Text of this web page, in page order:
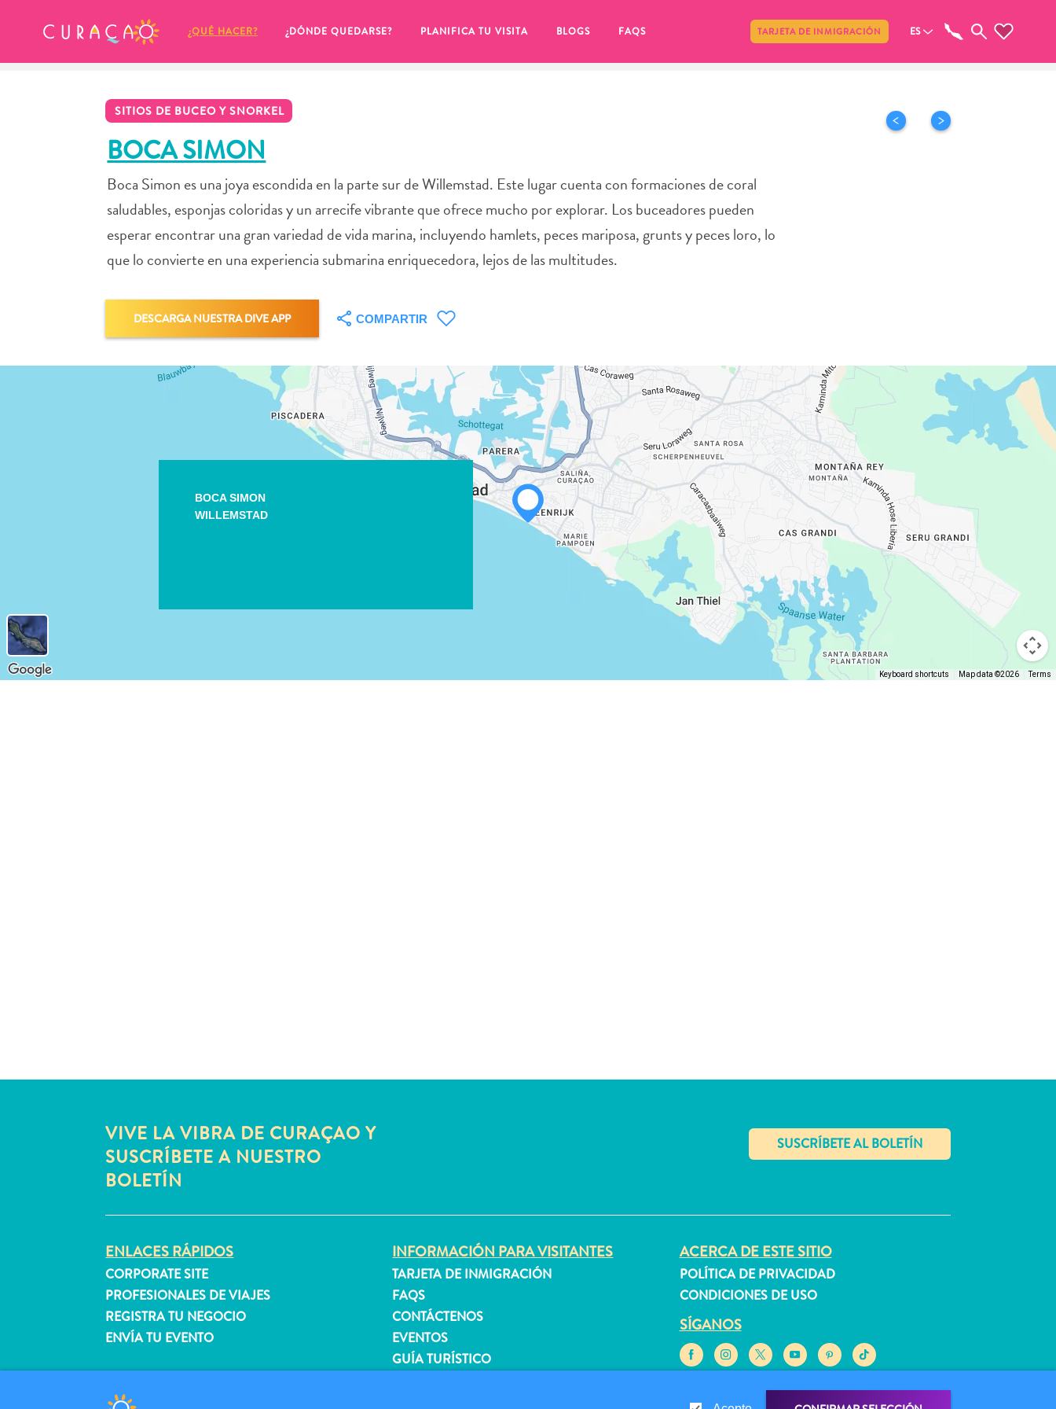
¿QUÉ HACER? ¿DÓNDE QUEDARSE? PLANIFICA TU VISITA BLOGS FAQS TARJETA DE INMIGRACIÓN ES
SITIOS DE BUCEO Y SNORKEL
BOCA SIMON
Boca Simon es una joya escondida en la parte sur de Willemstad. Este lugar cuenta con formaciones de coral
saludables, esponjas coloridas y un arrecife vibrante que ofrece mucho por explorar. Los buceadores pueden
esperar encontrar una gran variedad de vida marina, incluyendo hamlets, peces mariposa, grunts y peces loro, lo
que lo convierte en una experiencia submarina enriquecedora, lejos de las multitudes.
DESCARGA NUESTRA DIVE APP COMPARTIR
WHATSAPP
BOCA SIMON
WILLEMSTAD
Keyboard shortcuts Map data ©2026 Terms
VIVE LA VIBRA DE CURAÇAO Y
SUSCRÍBETE A NUESTRO
BOLETÍN
✕
ENLACES RÁPIDOS
CORPORATE SITE
PROFESIONALES DE VIAJES
REGISTRA TU NEGOCIO
ENVÍA TU EVENTO
INFORMACIÓN PARA VISITANTES
TARJETA DE INMIGRACIÓN
FAQS
CONTÁCTENOS
EVENTOS
GUÍA TURÍSTICO
ACERCA DE ESTE SITIO
POLÍTICA DE PRIVACIDAD
CONDICIONES DE USO
SÍGANOS
MIS FAVORITOS Compartir
ningún lugar favorito aún.
Cuando quiera guardar algo para más tarde, asegúrese de hacer clic en el